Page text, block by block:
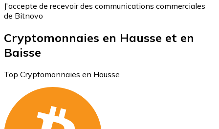
J'accepte de recevoir des communications commerciales
de Bitnovo
Cryptomonnaies en Hausse et en
Baisse
Top Cryptomonnaies en Hausse